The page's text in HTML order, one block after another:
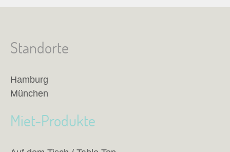
Standorte
Hamburg
München
Miet-Produkte